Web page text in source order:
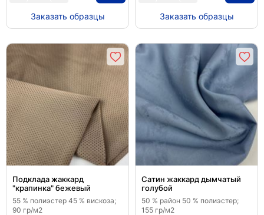
Заказать образцы Заказать образцы
Подклада жаккард
"крапинка" бежевый
55 % полиэстер 45 % вискоза;
90 гр/м2
Сатин жаккард дымчатый
голубой
50 % район 50 % полиэстер;
155 гр/м2